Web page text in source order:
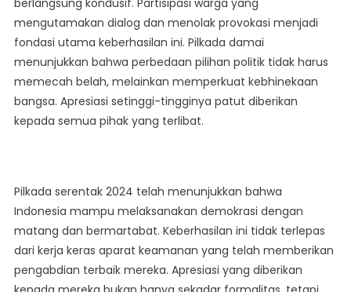
berlangsung kondusif. Partisipasi warga yang
mengutamakan dialog dan menolak provokasi menjadi
fondasi utama keberhasilan ini. Pilkada damai
menunjukkan bahwa perbedaan pilihan politik tidak harus
memecah belah, melainkan memperkuat kebhinekaan
bangsa. Apresiasi setinggi-tingginya patut diberikan
kepada semua pihak yang terlibat.
Pilkada serentak 2024 telah menunjukkan bahwa
Indonesia mampu melaksanakan demokrasi dengan
matang dan bermartabat. Keberhasilan ini tidak terlepas
dari kerja keras aparat keamanan yang telah memberikan
pengabdian terbaik mereka. Apresiasi yang diberikan